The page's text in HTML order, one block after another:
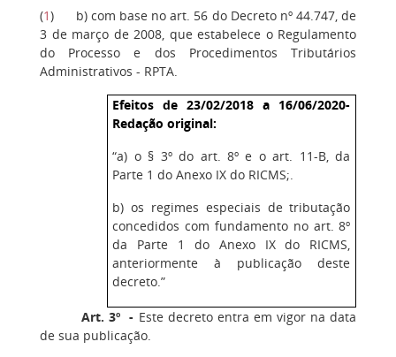
(1) b) com base no art. 56 do Decreto nº 44.747, de
3 de março de 2008, que estabelece o Regulamento
do Processo e dos Procedimentos Tributários
Administrativos - RPTA.
Efeitos de 23/02/2018 a 16/06/2020-
Redação original:
“a) o § 3º do art. 8º e o art. 11-B, da
Parte 1 do Anexo IX do RICMS;.
b) os regimes especiais de tributação
concedidos com fundamento no art. 8º
da Parte 1 do Anexo IX do RICMS,
anteriormente à publicação deste
decreto.”
Art. 3º - Este decreto entra em vigor na data
de sua publicação.